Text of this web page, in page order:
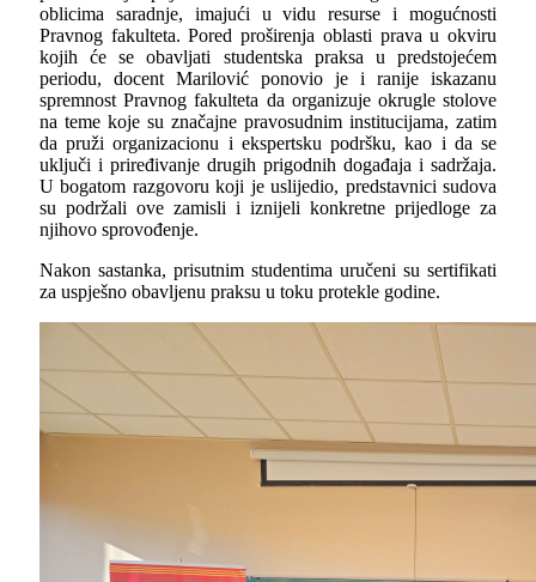
oblicima saradnje, imajući u vidu resurse i mogućnosti
Pravnog fakulteta. Pored proširenja oblasti prava u okviru
kojih će se obavljati studentska praksa u predstojećem
periodu, docent Marilović ponovio je i ranije iskazanu
spremnost Pravnog fakulteta da organizuje okrugle stolove
na teme koje su značajne pravosudnim institucijama, zatim
da pruži organizacionu i ekspertsku podršku, kao i da se
uključi i priređivanje drugih prigodnih događaja i sadržaja.
U bogatom razgovoru koji je uslijedio, predstavnici sudova
su podržali ove zamisli i iznijeli konkretne prijedloge za
njihovo sprovođenje.
Nakon sastanka, prisutnim studentima uručeni su sertifikati
za uspješno obavljenu praksu u toku protekle godine.